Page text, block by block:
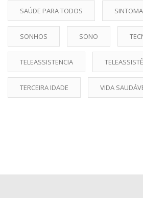
SAÚDE PARA TODOS
SONHOS SONO
TELEASSISTENCIA
TERCEIRA IDADE VIDA